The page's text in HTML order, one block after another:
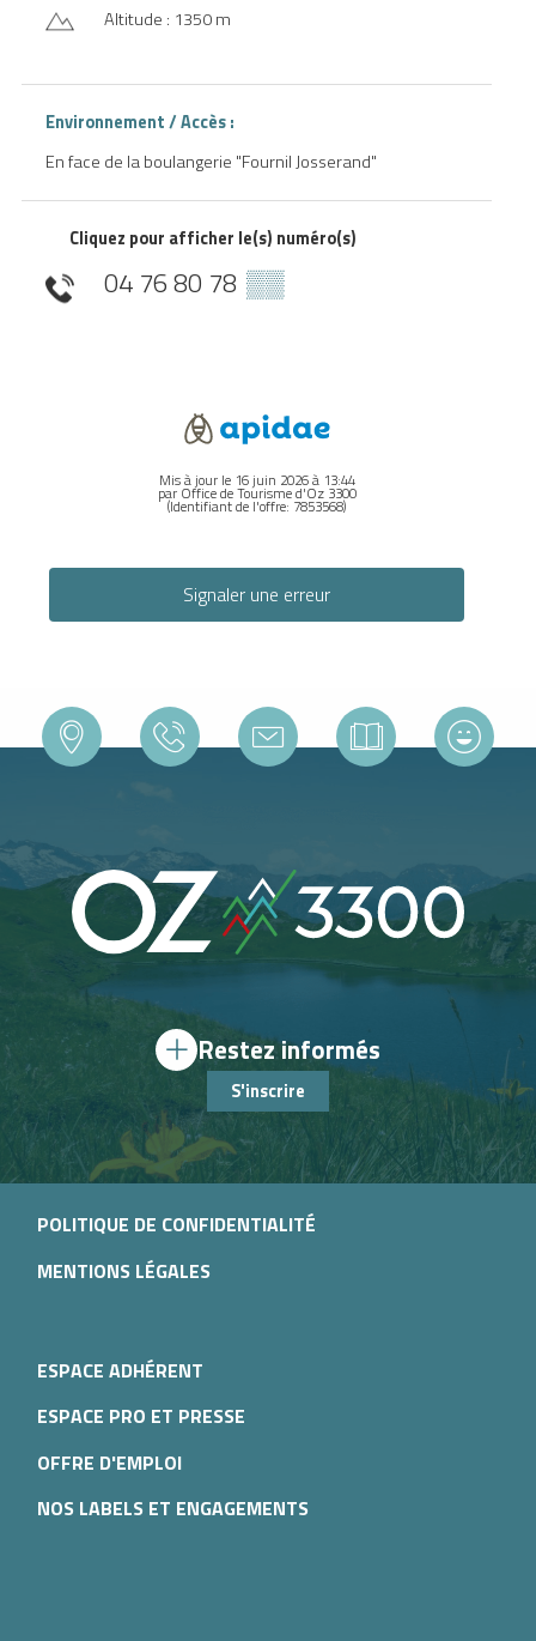
Altitude : 1350 m
Environnement / Accès :
En face de la boulangerie "Fournil Josserand"
Cliquez pour afficher le(s) numéro(s)
04 76 80 78 ▒▒
Mis à jour le 16 juin 2026 à 13:44
par Office de Tourisme d'Oz 3300
(Identifiant de l'offre: 7853568)
Signaler une erreur
Restez informés
S'inscrire
POLITIQUE DE CONFIDENTIALITÉ
MENTIONS LÉGALES
ESPACE ADHÉRENT
ESPACE PRO ET PRESSE
OFFRE D'EMPLOI
NOS LABELS ET ENGAGEMENTS